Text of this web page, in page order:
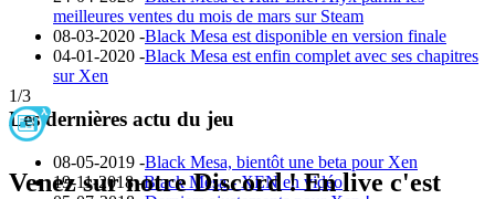
meilleures ventes du mois de mars sur Steam
08-03-2020 -Black Mesa est disponible en version finale
04-01-2020 -Black Mesa est enfin complet avec ses chapitres
sur Xen
Les dernières actu du jeu
08-05-2019 -Black Mesa, bientôt une beta pour Xen
19-11-2018 -Black Mesa - XEN en vidéo
1/3
Venez sur notre Discord !En live c'est